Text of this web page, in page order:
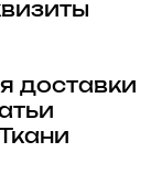
доставки
Ткани